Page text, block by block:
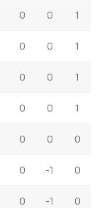
0 0 1
0 0 1
0 0 1
0 0 1
0 0 0
0 -1 0
0 -1 0